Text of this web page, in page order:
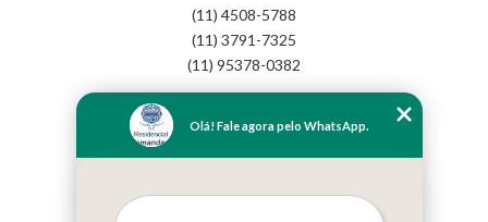
(11) 4508-5788
(11) 3791-7325
(11) 95378-0382
Empresa
Missão
Olá! Fale agora pelo WhatsApp.